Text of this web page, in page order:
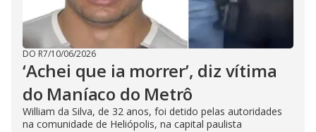
DO R7/10/06/2026
‘Achei que ia morrer’, diz vítima
do Maníaco do Metrô
William da Silva, de 32 anos, foi detido pelas autoridades
na comunidade de Heliópolis, na capital paulista